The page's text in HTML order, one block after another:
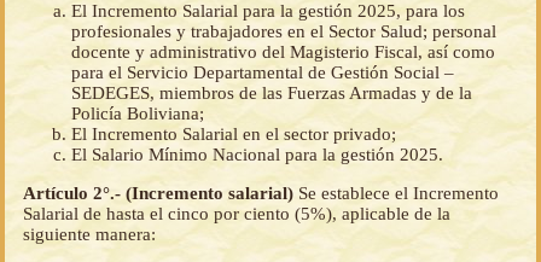
El Incremento Salarial para la gestión 2025, para los
profesionales y trabajadores en el Sector Salud; personal
docente y administrativo del Magisterio Fiscal, así como
para el Servicio Departamental de Gestión Social –
SEDEGES, miembros de las Fuerzas Armadas y de la
Policía Boliviana;
El Incremento Salarial en el sector privado;
El Salario Mínimo Nacional para la gestión 2025.
Artículo 2°.- (Incremento salarial) Se establece el Incremento
Salarial de hasta el cinco por ciento (5%), aplicable de la
siguiente manera: